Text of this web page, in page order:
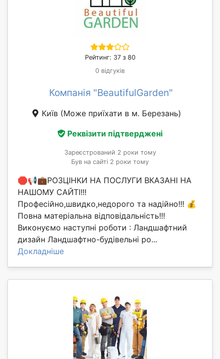
Рейтинг: 37 з 80
0 відгуків
Компанія "BeautifulGarden"
Київ (Може приїхати в м. Березань)
Реквізити підтверджені
Зареєстрований 2 роки тому
Був на сайті 2 роки тому
🛑📢💼РОЗЦІНКИ НА ПОСЛУГИ ВКАЗАНІ НА
НАШОМУ САЙТІ!!!
Професійно,швидко,недорого та надійно!!! 💰
Повна матеріальна відповідальність!!!
Виконуємо наступні роботи : Ландшафтний
дизайн Ландшафтно-будівельні ро...
Докладніше